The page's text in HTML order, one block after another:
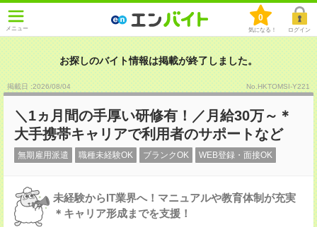
メニュー
0
気になる！ ログイン
お探しのバイト情報は掲載が終了しました。
掲載日 :2026/08/04 No.HKTOMSI-Y221
＼1ヵ月間の手厚い研修有！／月給30万～＊
大手携帯キャリアで利用者のサポートなど
無期雇用派遣 職種未経験OK ブランクOK WEB登録・面接OK
未経験からIT業界へ！マニュアルや教育体制が充実
＊キャリア形成までを支援！